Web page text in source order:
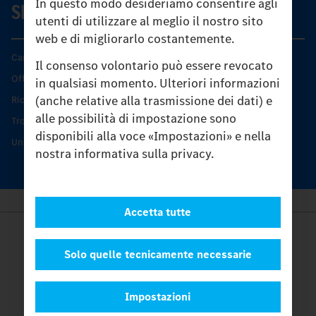
utenti di utilizzare al meglio il nostro sito
web e di migliorarlo costantemente.
Il consenso volontario può essere revocato
in qualsiasi momento. Ulteriori informazioni
(anche relative alla trasmissione dei dati) e
alle possibilità di impostazione sono
disponibili alla voce «Impostazioni» e nella
nostra informativa sulla privacy.
Impostazioni
Solo quelle tecnicamente necessarie
Accetta tutte
SERVIZIO
Caratteristiche di prodotto
Offerta di servizio Unimog
Ricambi originali
Trovare un partner
Unimog Service Days
Provider
Legal Notice
Contatto
Cookies
Protezione dati